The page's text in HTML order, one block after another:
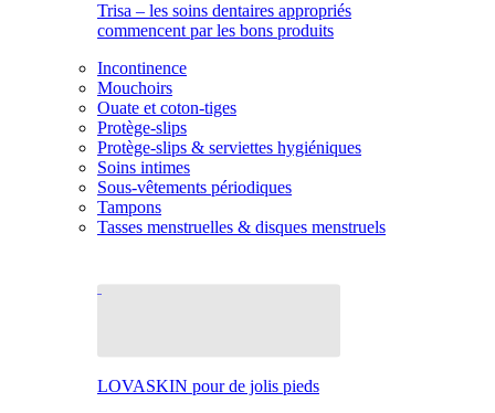
Trisa – les soins dentaires appropriés
commencent par les bons produits
Incontinence
Mouchoirs
Ouate et coton-tiges
Protège-slips
Protège-slips & serviettes hygiéniques
Soins intimes
Sous-vêtements périodiques
Tampons
Tasses menstruelles & disques menstruels
LOVASKIN pour de jolis pieds